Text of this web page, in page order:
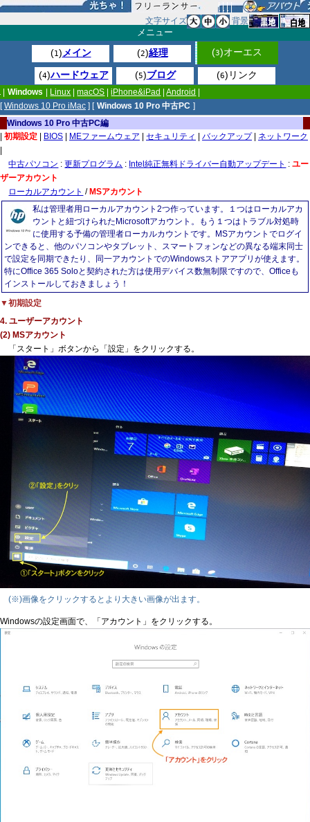
メニュー
(1)メイン (2)経理 (3)オーエス
(4)ハードウェア (5)ブログ (6)リンク
文字サイズ 背景
Windows Linux |macOS |iPhone&iPad |Android
[Windows 10 Pro iMac ] [ Windows 10 Pro 中古PC ]
Windows 10 Pro 中古PC編
初期設定 BIOS MEファームウェア セキュリティ バックアップ| ネットワーク
中古パソコン :更新プログラム : Intel純正無料ドライバー自動アップデート :ユー
ザーアカウント
ローカルアカウント / MSアカウント
私は管理者用ローカルアカウント2つ作っています。１つはローカルアカ
ウントと紐づけられたMicrosoftアカウント。もう１つはトラブル対処時
に使用する予備の管理者ローカルカウントです。MSアカウントでログイ
ンできると、他のパソコンやタブレット、スマートフォンなどの異なる端末同士
で設定を同期できたり、同一アカウントでのWindowsストアアプリが使えます。
特にOffice 365 Soloと契約された方は使用デバイス数無制限ですので、Officeも
インストールしておきましょう！
▼初期設定
4. ユーザーアカウント
(2) MSアカウント
「スタート」ボタンから「設定」をクリックする。
(※)画像をクリックするとより大きい画像が出ます。
Windowsの設定画面で、「アカウント」をクリックする。